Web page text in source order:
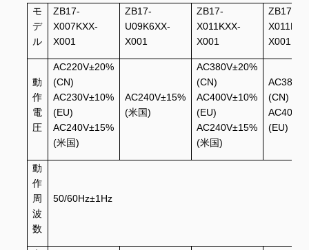
モ
デ
ル
ZB17-
X007KXX-
X001
ZB17-
U09K6XX-
X001
ZB17-
X011KXX-
X001
ZB17-
X001
動
作
電
圧
AC220V±20%
(CN)
AC230V±10%
(EU)
AC240V±15%
(米国)
AC240V±15%
(米国)
AC380V±20%
(CN)
AC400V±10%
(EU)
AC240V±15%
(米国)
(CN)
(EU)
動
作
周
波
数
50/60Hz±1Hz